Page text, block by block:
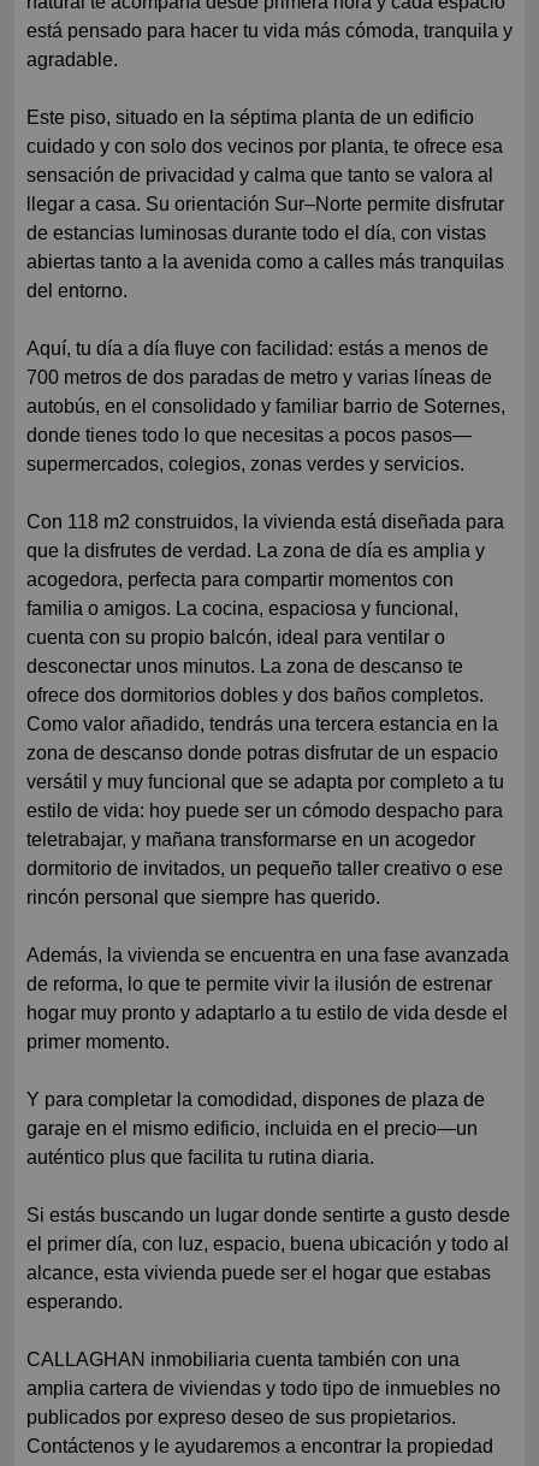
está pensado para hacer tu vida más cómoda, tranquila y
agradable.
Este piso, situado en la séptima planta de un edificio
cuidado y con solo dos vecinos por planta, te ofrece esa
sensación de privacidad y calma que tanto se valora al
llegar a casa. Su orientación Sur–Norte permite disfrutar
de estancias luminosas durante todo el día, con vistas
abiertas tanto a la avenida como a calles más tranquilas
del entorno.
Aquí, tu día a día fluye con facilidad: estás a menos de
700 metros de dos paradas de metro y varias líneas de
autobús, en el consolidado y familiar barrio de Soternes,
donde tienes todo lo que necesitas a pocos pasos—
supermercados, colegios, zonas verdes y servicios.
Con 118 m2 construidos, la vivienda está diseñada para
que la disfrutes de verdad. La zona de día es amplia y
acogedora, perfecta para compartir momentos con
familia o amigos. La cocina, espaciosa y funcional,
cuenta con su propio balcón, ideal para ventilar o
desconectar unos minutos. La zona de descanso te
ofrece dos dormitorios dobles y dos baños completos.
Como valor añadido, tendrás una tercera estancia en la
zona de descanso donde potras disfrutar de un espacio
versátil y muy funcional que se adapta por completo a tu
estilo de vida: hoy puede ser un cómodo despacho para
teletrabajar, y mañana transformarse en un acogedor
dormitorio de invitados, un pequeño taller creativo o ese
rincón personal que siempre has querido.
Además, la vivienda se encuentra en una fase avanzada
de reforma, lo que te permite vivir la ilusión de estrenar
hogar muy pronto y adaptarlo a tu estilo de vida desde el
primer momento.
Y para completar la comodidad, dispones de plaza de
garaje en el mismo edificio, incluida en el precio—un
auténtico plus que facilita tu rutina diaria.
Si estás buscando un lugar donde sentirte a gusto desde
el primer día, con luz, espacio, buena ubicación y todo al
alcance, esta vivienda puede ser el hogar que estabas
esperando.
CALLAGHAN inmobiliaria cuenta también con una
amplia cartera de viviendas y todo tipo de inmuebles no
publicados por expreso deseo de sus propietarios.
Contáctenos y le ayudaremos a encontrar la propiedad